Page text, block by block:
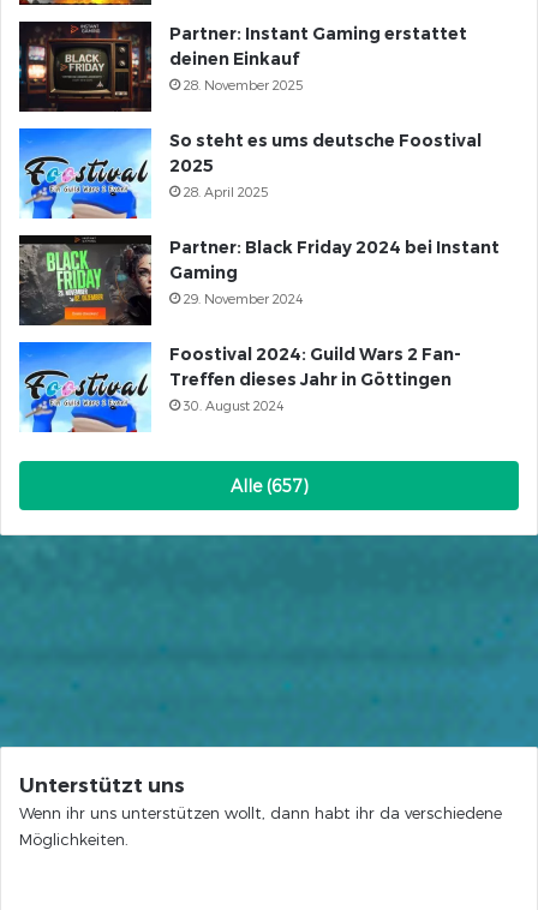
Partner: Instant Gaming erstattet
deinen Einkauf
28. November 2025
So steht es ums deutsche Foostival
2025
28. April 2025
Partner: Black Friday 2024 bei Instant
Gaming
29. November 2024
Foostival 2024: Guild Wars 2 Fan-
Treffen dieses Jahr in Göttingen
30. August 2024
Alle (657)
Unterstützt uns
Wenn ihr uns unterstützen wollt, dann habt ihr da verschiedene
Möglichkeiten.